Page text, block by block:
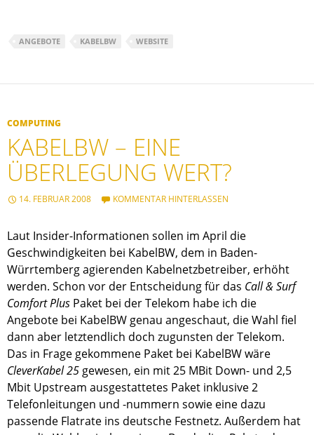
ANGEBOTE KABELBW WEBSITE
COMPUTING
KABELBW – EINE
ÜBERLEGUNG WERT?
14. FEBRUAR 2008 KOMMENTAR HINTERLASSEN
Laut Insider-Informationen sollen im April die
Geschwindigkeiten bei KabelBW, dem in Baden-
Würrtemberg agierenden Kabelnetzbetreiber, erhöht
werden. Schon vor der Entscheidung für das Call & Surf
Comfort Plus Paket bei der Telekom habe ich die
Angebote bei KabelBW genau angeschaut, die Wahl fiel
dann aber letztendlich doch zugunsten der Telekom.
Das in Frage gekommene Paket bei KabelBW wäre
CleverKabel 25 gewesen, ein mit 25 MBit Down- und 2,5
Mbit Upstream ausgestattetes Paket inklusive 2
Telefonleitungen und -nummern sowie eine dazu
passende Flatrate ins deutsche Festnetz. Außerdem hat